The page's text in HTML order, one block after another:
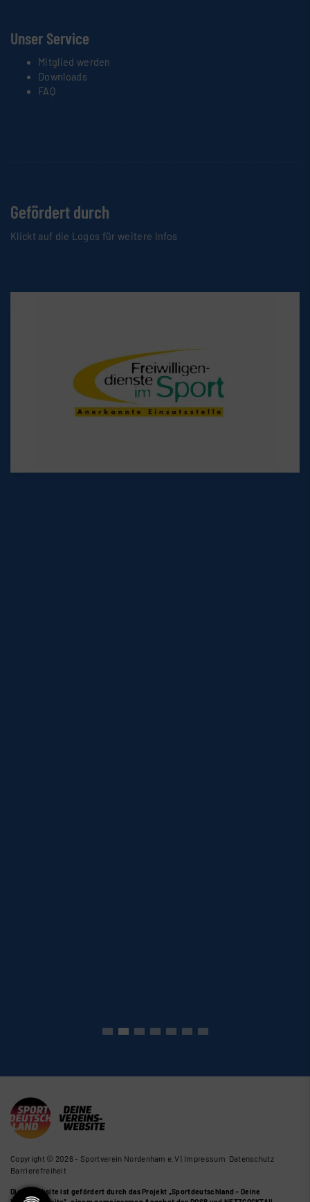
Unser Service
Mitglied werden
Downloads
FAQ
Gefördert durch
Klickt auf die Logos für weitere Infos
Copyright © 2026 - Sportverein Nordenham e.V | Impressum Datenschutz
Barrierefreiheit
Diese Website ist gefördert durch das Projekt „Sportdeutschland – Deine